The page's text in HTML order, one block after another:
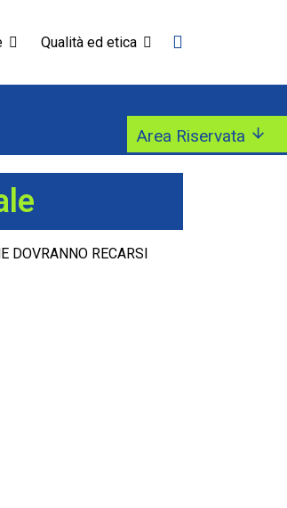
Qualità ed etica
DOVRANNO RECARSI
Area Riservata